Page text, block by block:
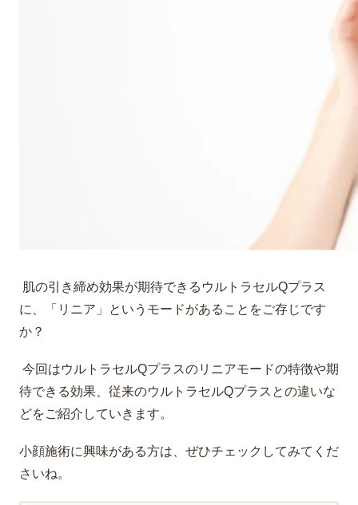
肌の引き締め効果が期待できるウルトラセルQプラス
に、「リニア」というモードがあることをご存じです
か？
今回はウルトラセルQプラスのリニアモードの特徴や期
待できる効果、従来のウルトラセルQプラスとの違いな
どをご紹介していきます。
小顔施術に興味がある方は、ぜひチェックしてみてくだ
さいね。